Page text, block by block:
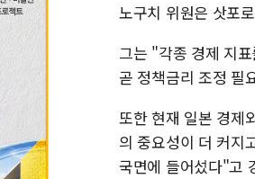
노구치 위원은 삿포
그는 "각종 경제 지
곧 정책금리 조정 필
또한 현재 일본 경제
의 중요성이 더 커지
국면에 들어섰다"고